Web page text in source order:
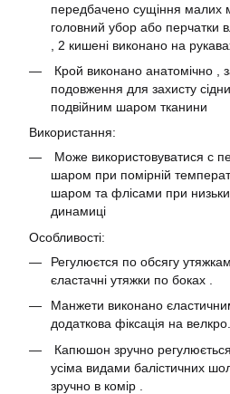
передбачено сущіння малих
головний убор або перчатки
, 2 кишені виконано на
Крой виконано анатомічно ,
подовження для захисту
подвійним шаром тканини
Використання:
Може використовуватися с
шаром при помірній
шаром та флісами при
динамиці
Особливості:
Регулюєтся по обсягу
єластачні утяжки по боках .
Манжети виконано
додаткова фіксація на велкро.
Капюшон зручно
усіма видами балістичних
зручно в комір .